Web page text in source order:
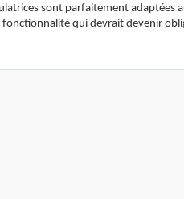
sont parfaitement adaptées
qui devrait devenir